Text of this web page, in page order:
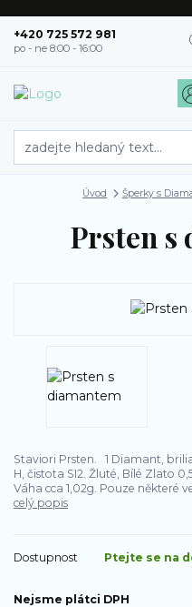
+420 725 572 981
po - ne 8:00 - 16:00
Úvod Šperky s
Prsten s
Staviori Prsten. 1 Diamant,
H, čistota SI2. Žluté, Bílé Zlato
Váha cca 1,02g. Pouze některé
celý popis
Dostupnost Ptejte se na
Nejsme plátci DPH